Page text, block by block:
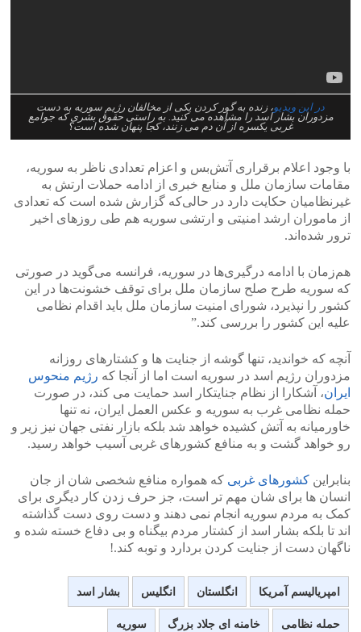
در این ویدیو، زنده به گور کردن یکی از مخالفان رژیم سوریه به دست
مزدوران بشار اسد را مشاهده می کنید. به راستی حقوق بشری که جوامع
غربی یکسره از آن دم می زنند، کجا پنهان شده است؟
با وجود اعلام برقراری آتش‌بس و اعزام تعدادی ناظر به سوریه،
مقامات سازمان ملل و منابع خبری از ادامه حملات ارتش به
غیرنظامیان حکایت دارد در حالی‌که گزارش شده است که تعدادی
از ماموران ارشد امنیتی و ارتشی سوریه هم طی روزهای اخیر
ترور شده‌اند.
هم‌زمان با ادامه درگیری‌ها در سوریه، فرانسه می‌گوید در صورتی
که سوریه طرح صلح سازمان ملل برای توقف خشونت‌ها در این
کشور را نپذیرد، شورای امنیت سازمان ملل باید اقدام نظامی
علیه این کشور را بررسی کند.”
آنچه که خواندید، تنها گوشه از جنایت ها و کشتارهای روزانه
مزدوران رژیم اسد در سوریه است اما از آنجا که رژیم منحوس
ایران، آشکارا از نظام جنایتکار اسد حمایت می کند، در صورت
حمله نظامی غرب به سوریه و عکس العمل ایران، نه تنها
خاورمیانه به آتش کشیده خواهد شد بلکه بازار نفتی جهان نیز زیر و
رو خواهد گشت و به منافع کشورهای غربی آسیب خواهد رسید.
بنابراین کشورهای غربی که همواره منافع شخصی شان از جان
انسان ها برای شان مهم تر است، جز حرف زدن کار دیگری برای
کمک به مردم سوریه انجام نمی دهند و دست روی دست گذاشته
اند تا بلکه بشار اسد از کشتار مردم بیگناه و بی دفاع خسته شده و
ناگهان دست از جنایت کردن بردارد و توبه کند.!
امپریالیسم آمریکا انگلستان انگلیس بشار اسد
حمله نظامی خامنه ای جلاد بزرگ سوریه